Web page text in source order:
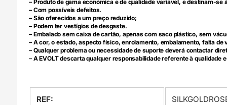
– Produto de gama económica e de qualidade variável, e destinam-
– Com possíveis defeitos.
– São oferecidos a um preço reduzido;
– Podem ter vestígios de desgaste.
– Embalado sem caixa de cartão, apenas com saco plástico, sem
– A cor, o estado, aspecto físico, enrolamento, embalamento, falta
– Qualquer problema ou necessidade de suporte deverá contactar
– A EVOLT descarta qualquer responsabilidade referente à qualidade
REF: